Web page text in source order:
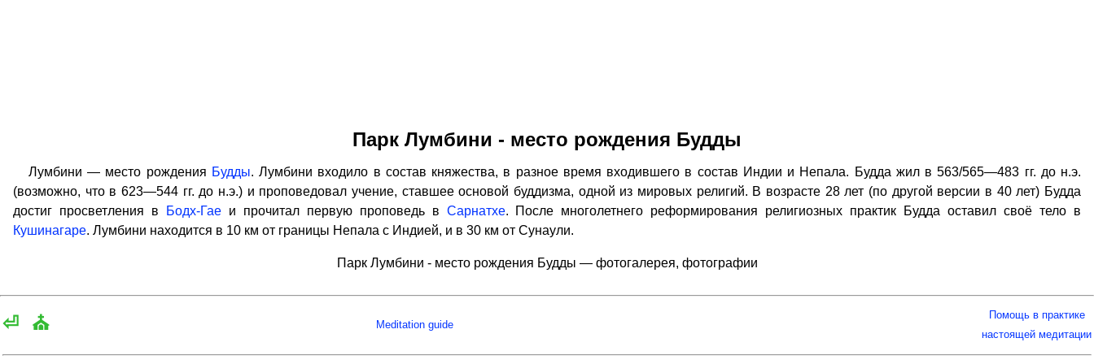
Парк Лумбини - место рождения Будды
Лумбини — место рождения Будды. Лумбини входило в состав княжества, в разное время входившего в состав Индии и Непала. Будда жил в 563/565—483 гг. до н.э.
(возможно, что в 623—544 гг. до н.э.) и проповедовал учение, ставшее основой буддизма, одной из мировых религий. В возрасте 28 лет (по другой версии в 40 лет) Будда
достиг просветления в
Бодх-Гаеи прочитал первую проповедь в Сарнатхе. После многолетнего реформирования религиозных практик Будда оставил своё тело в
Кушинагаре. Лумбини находится в 10 км от границы Непала с Индией, и в 30 км от Сунаули.
Парк Лумбини - место рождения Будды — фотогалерея, фотографии
⏎ ⛪ Meditation guide
Помощь в практике
настоящей медитации